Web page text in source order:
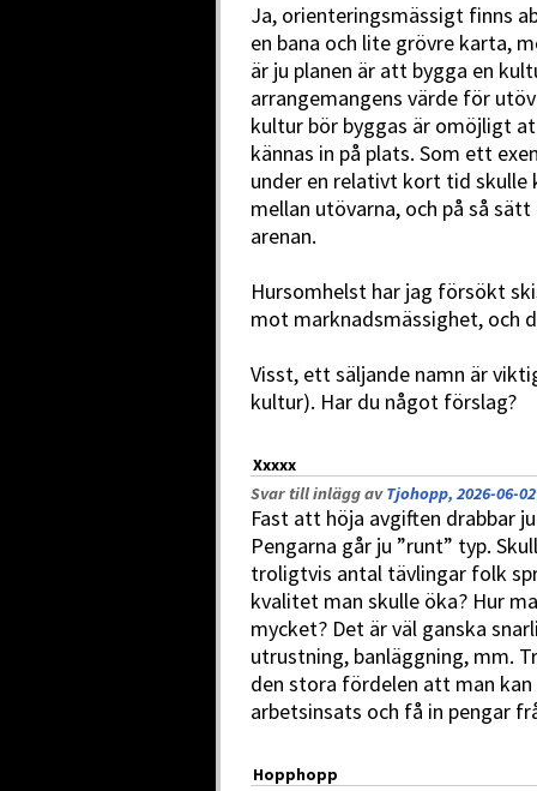
Ja, orienteringsmässigt finns
en bana och lite grövre karta,
är ju planen är att bygga en
arrangemangens värde för
kultur bör byggas är omöjligt
kännas in på plats. Som ett
under en relativt kort tid
mellan utövarna, och på så
arenan.
Hursomhelst har jag försökt
mot marknadsmässighet, och
Visst, ett säljande namn är
kultur). Har du något förslag?
Xxxxx
Svar till inlägg avTjohopp, 2026-06-
Fast att höja avgiften drabbar
Pengarna går ju ”runt” typ.
troligtvis antal tävlingar folk
kvalitet man skulle öka? Hur
mycket? Det är väl ganska
utrustning, banläggning, mm.
den stora fördelen att man
arbetsinsats och få in pengar
Hopphopp